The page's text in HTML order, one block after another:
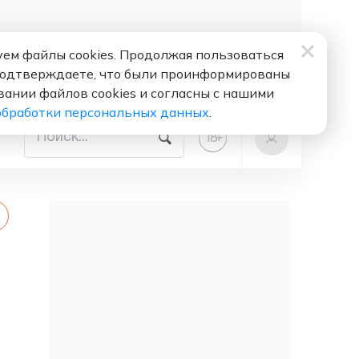
18+
файлы cookies. Продолжая пользоваться
что были проинформированы
файлов cookies и согласны с нашими
персональных данных.